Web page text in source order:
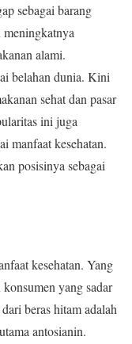
sebagai barang
alami.
belahan dunia. Kini
sehat dan pasar
ini juga
manfaat kesehatan.
posisinya sebagai
kesehatan. Yang
yang sadar
beras hitam adalah
antosianin.